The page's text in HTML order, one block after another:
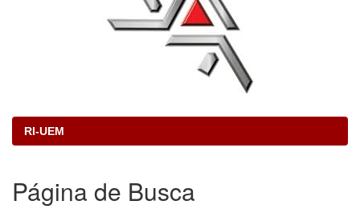
RI-UEM
Página de Busca